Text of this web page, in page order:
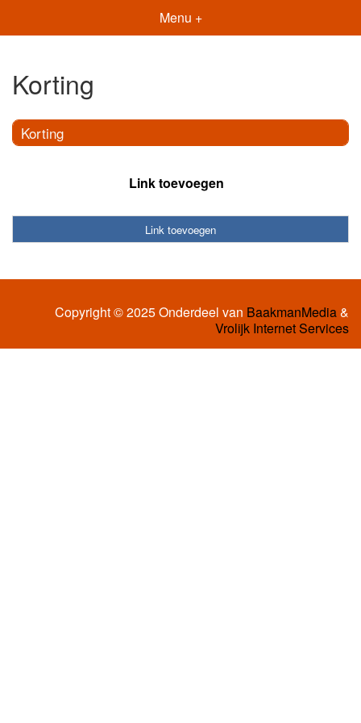
Menu +
Korting
Korting
Link toevoegen
Link toevoegen
Copyright © 2025 Onderdeel van BaakmanMedia&
Vrolijk Internet Services